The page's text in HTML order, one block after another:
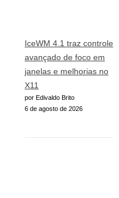
IceWM 4.1 traz controle
avançado de foco em
janelas e melhorias no
X11
por Edivaldo Brito
6 de agosto de 2026